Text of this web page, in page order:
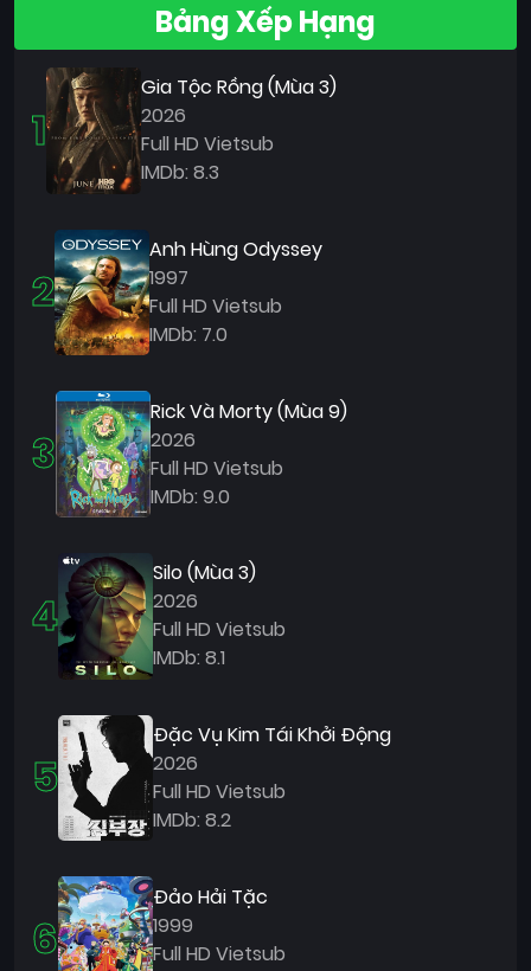
Bảng Xếp Hạng
1
Gia Tộc Rồng (Mùa 3)
2026
Full HD Vietsub
IMDb: 8.3
2
Anh Hùng Odyssey
1997
Full HD Vietsub
IMDb: 7.0
3
Rick Và Morty (Mùa 9)
2026
Full HD Vietsub
IMDb: 9.0
4
Silo (Mùa 3)
2026
Full HD Vietsub
IMDb: 8.1
5
Đặc Vụ Kim Tái Khởi Động
2026
Full HD Vietsub
IMDb: 8.2
6
Đảo Hải Tặc
1999
Full HD Vietsub